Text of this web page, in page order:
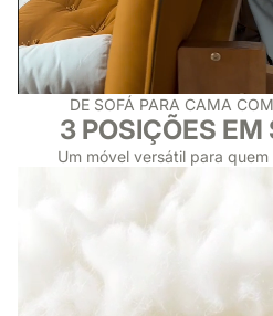
DE SOFÁ PARA CAMA
3 POSIÇÕES EM
Um móvel versátil para